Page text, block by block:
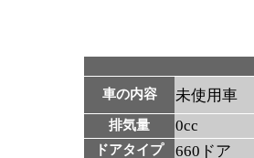
車の内容
未使用車
排気量 0cc
ドアタイプ 660ドア